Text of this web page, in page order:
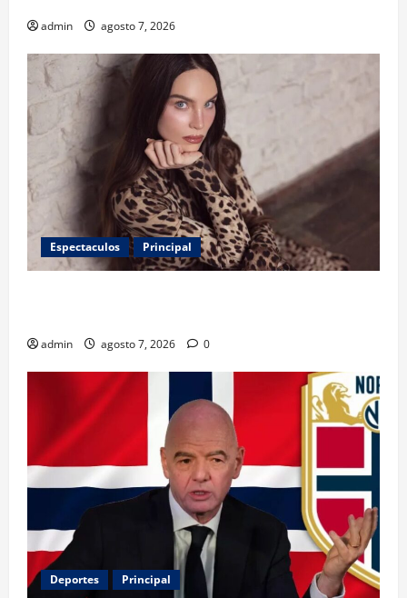
admin agosto 7, 2026
Espectaculos Principal
admin agosto 7, 2026 0
Deportes Principal